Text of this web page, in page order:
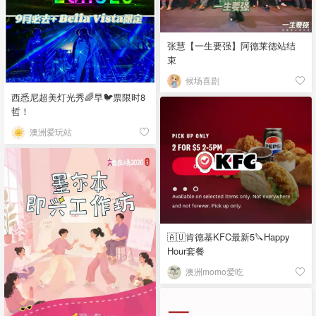
西悉尼超美灯光秀🌈早🐦票限时8
哲！
澳洲爱玩站
张慧【一生要强】阿德莱德站结
束
候场喜剧
🇦🇺肯德基KFC最新5🔪Happy
Hour套餐
澳洲momo爱吃